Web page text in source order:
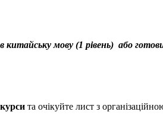
мову (1 рівень) або
та очікуйте лист з